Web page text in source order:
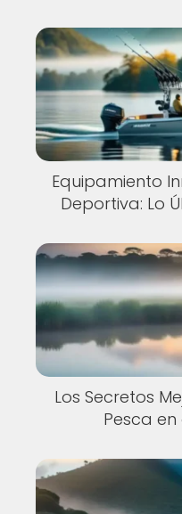
Equipamiento
Deportiva: Lo
Los Secretos
Pesca